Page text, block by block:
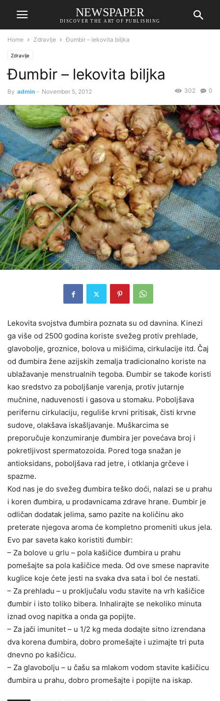
NEWSPAPER
DISCOVER THE ART OF PUBLISHING
Home Zdravlje Đumbir – lekovita biljka
Zdravlje
Đumbir – lekovita biljka
By admin - November 5, 2012 0
302
Lekovita svojstva đumbira poznata su od davnina. Kinezi
ga više od 2500 godina koriste svežeg protiv prehlade,
glavobolje, groznice, bolova u mišićima, cirkulacije itd. Čaj
od đumbira žene azijskih zemalja tradicionalno koriste na
ublažavanje menstrualnih tegoba. Đumbir se takođe koristi
kao sredstvo za poboljšanje varenja, protiv jutarnje
mučnine, naduvenosti i gasova u stomaku. Poboljšava
perifernu cirkulaciju, reguliše krvni pritisak, čisti krvne
sudove, olakšava iskašljavanje. Muškarcima se
preporučuje konzumiranje đumbira jer povećava broj i
pokretljivost spermatozoida. Pored toga snažan je
antioksidans, poboljšava rad jetre, i otklanja grčeve i
spazme.
Kod nas je do svežeg đumbira teško doći, nalazi se u prahu
i koren đumbira, u prodavnicama zdrave hrane. Đumbir je
odličan dodatak jelima, samo pazite na količinu ako
preterate njegova aroma će kompletno promeniti ukus jela.
Evo par saveta kako koristiti đumbir:
– Za bolove u grlu – pola kašičice đumbira u prahu
pomešajte sa pola kašičice meda. Od ove smese napravite
kuglice koje ćete jesti na svaka dva sata i bol će nestati.
– Za prehladu – u proključalu vodu stavite na vrh kašičice
đumbir i isto toliko bibera. Inhalirajte se nekoliko minuta
iznad ovog napitka a onda ga popijte.
– Za jači imunitet – u 1/2 kg meda dodajte sitno izrendana
dva korena đumbira, dobro promešajte i uzimajte tri puta
dnevno po kašičicu.
– Za glavobolju – u čašu sa mlakom vodom stavite kašičicu
đumbira u prahu, dobro promešajte i popijte na iskap.